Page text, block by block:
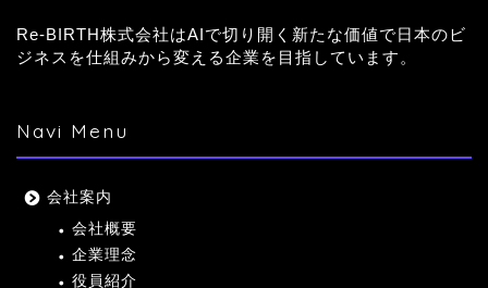
Re-BIRTH株式会社はAIで切り開く新たな価値で日本のビ
ジネスを仕組みから変える企業を目指しています。
Navi Menu
会社案内
会社概要
企業理念
役員紹介